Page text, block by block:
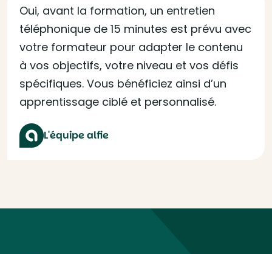
Oui, avant la formation, un entretien
téléphonique de 15 minutes est prévu avec
votre formateur pour adapter le contenu
à vos objectifs, votre niveau et vos défis
spécifiques. Vous bénéficiez ainsi d’un
apprentissage ciblé et personnalisé.
L'équipe alfie